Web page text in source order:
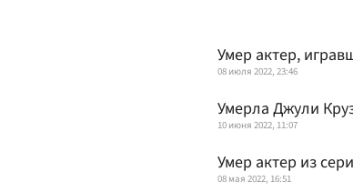
Умер актер,
08 июля 2022, 23:46
Умерла Джули
10 июня 2022, 11:07
Умер актер из
08 мая 2022, 16:51